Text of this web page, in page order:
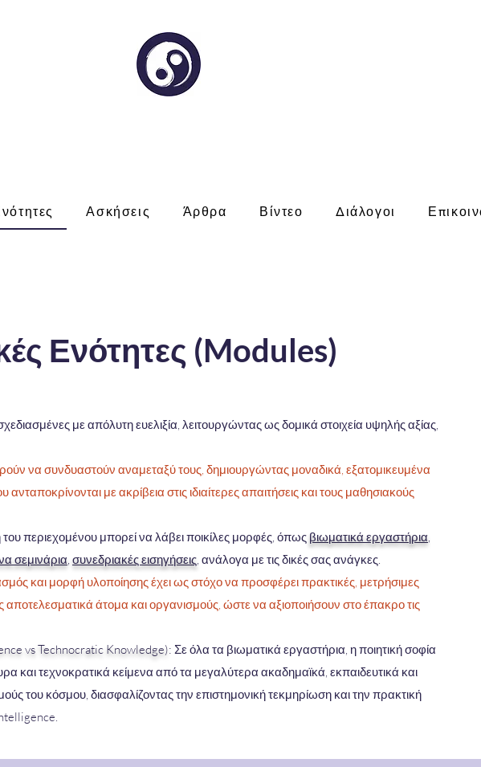
Ασκήσεις Άρθρα Βίντεο Διάλογοι
Ενότητες (Modules)
με απόλυτη ευελιξία, λειτουργώντας ως δομικά στοιχεία υψηλής αξίας,
να συνδυαστούν αναμεταξύ τους, δημιουργώντας μοναδικά, εξατομικευμένα
με ακρίβεια στις ιδιαίτερες απαιτήσεις και τους μαθησιακούς
περιεχομένου μπορεί να λάβει ποικίλες μορφές, όπως βιωματικά εργαστήρια,
σεμινάρια, συνεδριακές εισηγήσεις, ανάλογα με τις δικές σας ανάγκες.
και μορφή υλοποίησης έχει ως στόχο να προσφέρει πρακτικές, μετρήσιμες
άτομα και οργανισμούς, ώστε να αξιοποιήσουν στο έπακρο τις
vs Technocratic Knowledge): Σε όλα τα βιωματικά εργαστήρια, η ποιητική σοφία
και τεχνοκρατικά κείμενα από τα μεγαλύτερα ακαδημαϊκά, εκπαιδευτικά και
του κόσμου, διασφαλίζοντας την επιστημονική τεκμηρίωση και την πρακτική